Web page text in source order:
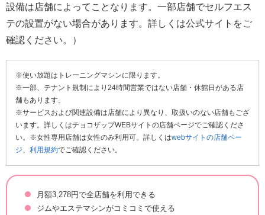
設備は店舗によってことなります。一部店舗でセルフエス
テの設置がない場合があります。詳しくは公式サイトをご
確認ください。）
※使い放題はトレーニングマシンに限ります。
※一部、テナント規制により24時間営業ではない店舗・休館日がある店
舗もあります。
※サービスおよび関連設備は店舗により異なり、取扱いのない店舗もござ
います。詳しくはチョコザップWEBサイトの店舗ページでご確認くださ
い。※女性専用店舗は女性のみ利用可。詳しくはwebサイトの店舗ペー
ジ、 利用規約でご確認ください。
月額3,278円で全店舗を利用できる
ジムやエステマシンがコミコミで使える